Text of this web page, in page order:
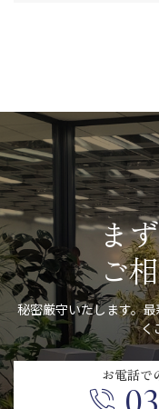
ま
ご
秘密厳守いたします。
く
お電話で